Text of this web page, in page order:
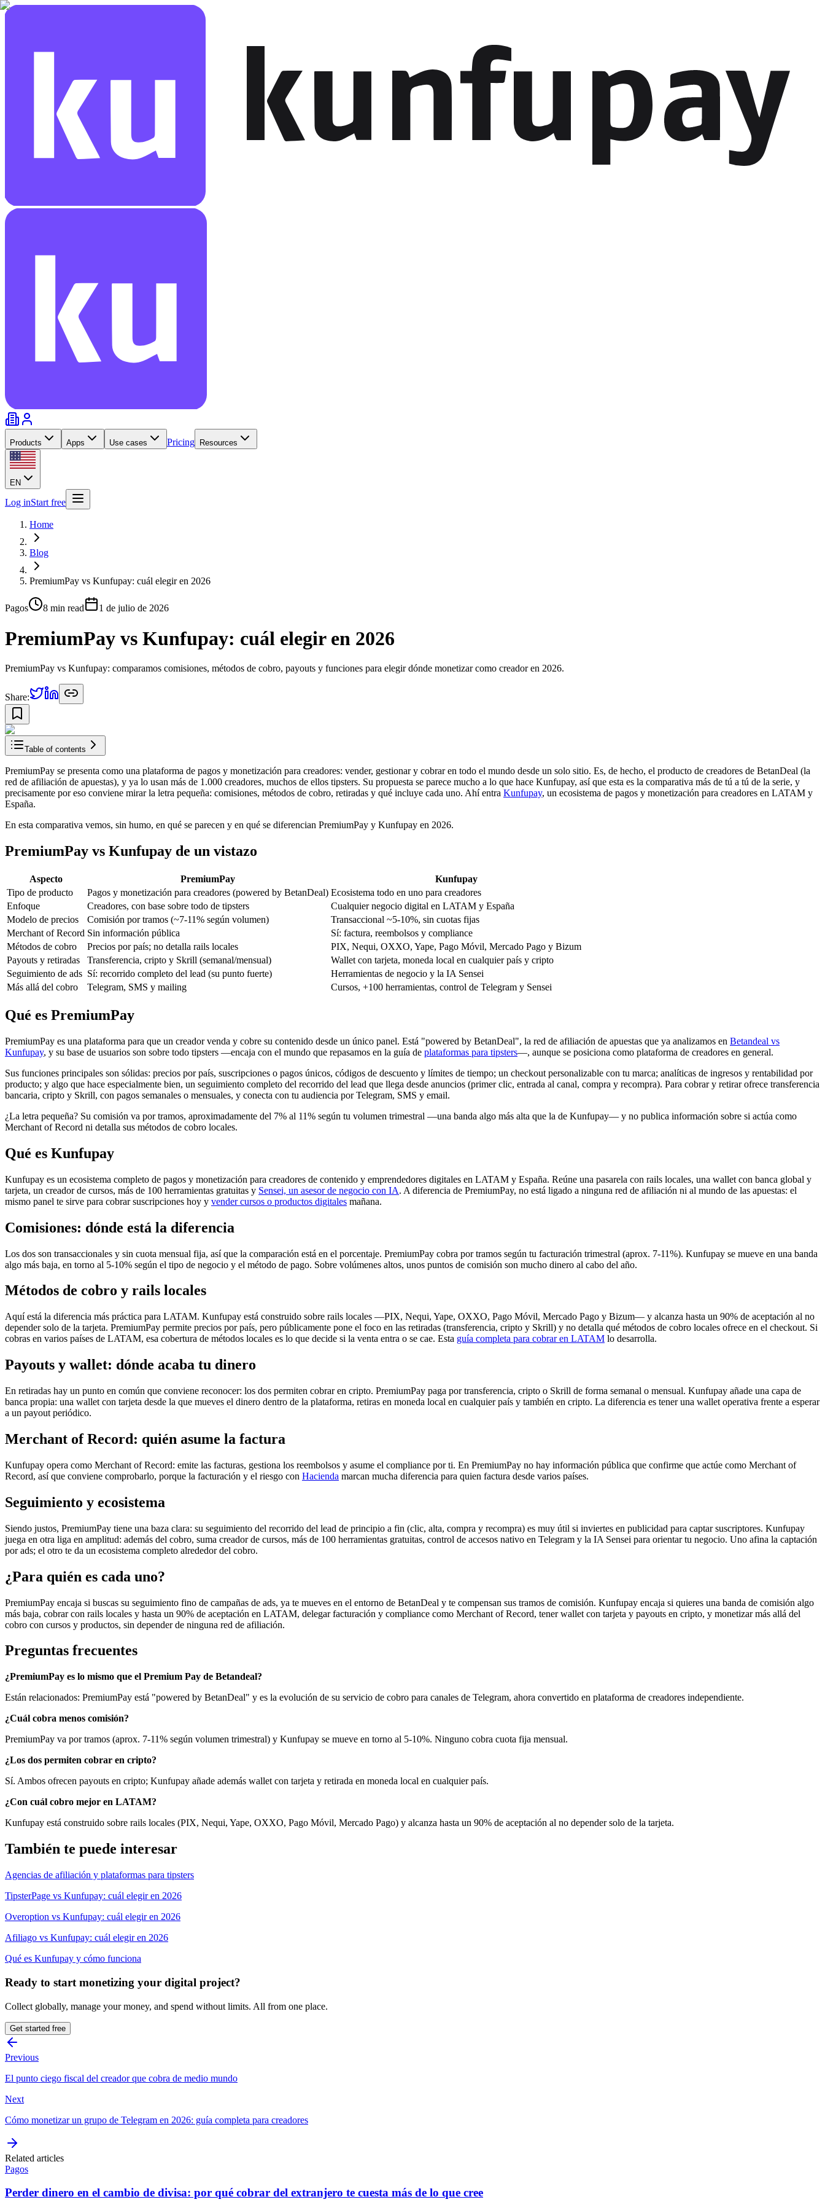
Products Apps Use cases Pricing Resources
EN
Log inStart free
Home
Blog
PremiumPay vs Kunfupay: cuál elegir en 2026
Pagos 8 min read 1 de julio de 2026
PremiumPay vs Kunfupay: cuál elegir en 2026
PremiumPay vs Kunfupay: comparamos comisiones, métodos de cobro, payouts y funciones para elegir dónde monetizar como creador en 2026.
Share:
Table of contents
PremiumPay se presenta como una plataforma de pagos y monetización para creadores: vender, gestionar y cobrar en todo el mundo desde un solo sitio. Es, de hecho, el producto de creadores de BetanDeal (la
red de afiliación de apuestas), y ya lo usan más de 1.000 creadores, muchos de ellos tipsters. Su propuesta se parece mucho a lo que hace Kunfupay, así que esta es la comparativa más de tú a tú de la serie, y
precisamente por eso conviene mirar la letra pequeña: comisiones, métodos de cobro, retiradas y qué incluye cada uno. Ahí entra Kunfupay, un ecosistema de pagos y monetización para creadores en LATAM y
España.
En esta comparativa vemos, sin humo, en qué se parecen y en qué se diferencian PremiumPay y Kunfupay en 2026.
PremiumPay vs Kunfupay de un vistazo
Aspecto PremiumPay
Kunfupay
Tipo de producto
Pagos y monetización para creadores (powered by BetanDeal) Ecosistema todo en uno para creadores
Enfoque
Creadores, con base sobre todo de tipsters
Cualquier negocio digital en LATAM y España
Modelo de precios
Comisión por tramos (~7-11% según volumen) Transaccional ~5-10%, sin cuotas fijas
Merchant of Record Sin información pública
Sí: factura, reembolsos y compliance
Métodos de cobro
Precios por país; no detalla rails locales
PIX, Nequi, OXXO, Yape, Pago Móvil, Mercado Pago y Bizum
Payouts y retiradas
Transferencia, cripto y Skrill (semanal/mensual)
Wallet con tarjeta, moneda local en cualquier país y cripto
Seguimiento de ads Sí: recorrido completo del lead (su punto fuerte)
Herramientas de negocio y la IA Sensei
Más allá del cobro
Telegram, SMS y mailing Cursos, +100 herramientas, control de Telegram y Sensei
Qué es PremiumPay
PremiumPay es una plataforma para que un creador venda y cobre su contenido desde un único panel. Está "powered by BetanDeal", la red de afiliación de apuestas que ya analizamos en Betandeal vs
Kunfupay, y su base de usuarios son sobre todo tipsters —encaja con el mundo que repasamos en la guía de plataformas para tipsters—, aunque se posiciona como plataforma de creadores en general.
Sus funciones principales son sólidas: precios por país, suscripciones o pagos únicos, códigos de descuento y límites de tiempo; un checkout personalizable con tu marca; analíticas de ingresos y rentabilidad por
producto; y algo que hace especialmente bien, un seguimiento completo del recorrido del lead que llega desde anuncios (primer clic, entrada al canal, compra y recompra). Para cobrar y retirar ofrece transferencia
bancaria, cripto y Skrill, con pagos semanales o mensuales, y conecta con tu audiencia por Telegram, SMS y email.
¿La letra pequeña? Su comisión va por tramos, aproximadamente del 7% al 11% según tu volumen trimestral —una banda algo más alta que la de Kunfupay— y no publica información sobre si actúa como
Merchant of Record ni detalla sus métodos de cobro locales.
Qué es Kunfupay
Kunfupay es un ecosistema completo de pagos y monetización para creadores de contenido y emprendedores digitales en LATAM y España. Reúne una pasarela con rails locales, una wallet con banca global y
tarjeta, un creador de cursos, más de 100 herramientas gratuitas y Sensei, un asesor de negocio con IA. A diferencia de PremiumPay, no está ligado a ninguna red de afiliación ni al mundo de las apuestas: el
mismo panel te sirve para cobrar suscripciones hoy y vender cursos o productos digitales mañana.
Comisiones: dónde está la diferencia
Los dos son transaccionales y sin cuota mensual fija, así que la comparación está en el porcentaje. PremiumPay cobra por tramos según tu facturación trimestral (aprox. 7-11%). Kunfupay se mueve en una banda
algo más baja, en torno al 5-10% según el tipo de negocio y el método de pago. Sobre volúmenes altos, unos puntos de comisión son mucho dinero al cabo del año.
Métodos de cobro y rails locales
Aquí está la diferencia más práctica para LATAM. Kunfupay está construido sobre rails locales —PIX, Nequi, Yape, OXXO, Pago Móvil, Mercado Pago y Bizum— y alcanza hasta un 90% de aceptación al no
depender solo de la tarjeta. PremiumPay permite precios por país, pero públicamente pone el foco en las retiradas (transferencia, cripto y Skrill) y no detalla qué métodos de cobro locales ofrece en el checkout. Si
cobras en varios países de LATAM, esa cobertura de métodos locales es lo que decide si la venta entra o se cae. Esta guía completa para cobrar en LATAM lo desarrolla.
Payouts y wallet: dónde acaba tu dinero
En retiradas hay un punto en común que conviene reconocer: los dos permiten cobrar en cripto. PremiumPay paga por transferencia, cripto o Skrill de forma semanal o mensual. Kunfupay añade una capa de
banca propia: una wallet con tarjeta desde la que mueves el dinero dentro de la plataforma, retiras en moneda local en cualquier país y también en cripto. La diferencia es tener una wallet operativa frente a esperar
a un payout periódico.
Merchant of Record: quién asume la factura
Kunfupay opera como Merchant of Record: emite las facturas, gestiona los reembolsos y asume el compliance por ti. En PremiumPay no hay información pública que confirme que actúe como Merchant of
Record, así que conviene comprobarlo, porque la facturación y el riesgo con Hacienda marcan mucha diferencia para quien factura desde varios países.
Seguimiento y ecosistema
Siendo justos, PremiumPay tiene una baza clara: su seguimiento del recorrido del lead de principio a fin (clic, alta, compra y recompra) es muy útil si inviertes en publicidad para captar suscriptores. Kunfupay
juega en otra liga en amplitud: además del cobro, suma creador de cursos, más de 100 herramientas gratuitas, control de accesos nativo en Telegram y la IA Sensei para orientar tu negocio. Uno afina la captación
por ads; el otro te da un ecosistema completo alrededor del cobro.
¿Para quién es cada uno?
PremiumPay encaja si buscas su seguimiento fino de campañas de ads, ya te mueves en el entorno de BetanDeal y te compensan sus tramos de comisión. Kunfupay encaja si quieres una banda de comisión algo
más baja, cobrar con rails locales y hasta un 90% de aceptación en LATAM, delegar facturación y compliance como Merchant of Record, tener wallet con tarjeta y payouts en cripto, y monetizar más allá del
cobro con cursos y productos, sin depender de ninguna red de afiliación.
Preguntas frecuentes
¿PremiumPay es lo mismo que el Premium Pay de Betandeal?
Están relacionados: PremiumPay está "powered by BetanDeal" y es la evolución de su servicio de cobro para canales de Telegram, ahora convertido en plataforma de creadores independiente.
¿Cuál cobra menos comisión?
PremiumPay va por tramos (aprox. 7-11% según volumen trimestral) y Kunfupay se mueve en torno al 5-10%. Ninguno cobra cuota fija mensual.
¿Los dos permiten cobrar en cripto?
Sí. Ambos ofrecen payouts en cripto; Kunfupay añade además wallet con tarjeta y retirada en moneda local en cualquier país.
¿Con cuál cobro mejor en LATAM?
Kunfupay está construido sobre rails locales (PIX, Nequi, Yape, OXXO, Pago Móvil, Mercado Pago) y alcanza hasta un 90% de aceptación al no depender solo de la tarjeta.
También te puede interesar
Agencias de afiliación y plataformas para tipsters
TipsterPage vs Kunfupay: cuál elegir en 2026
Overoption vs Kunfupay: cuál elegir en 2026
Afiliago vs Kunfupay: cuál elegir en 2026
Qué es Kunfupay y cómo funciona
Ready to start monetizing your digital project?
Collect globally, manage your money, and spend without limits. All from one place.
Get started free
Previous
El punto ciego fiscal del creador que cobra de medio mundo
Next
Cómo monetizar un grupo de Telegram en 2026: guía completa para creadores
Related articles
Pagos
Perder dinero en el cambio de divisa: por qué cobrar del extranjero te cuesta más de lo que cree